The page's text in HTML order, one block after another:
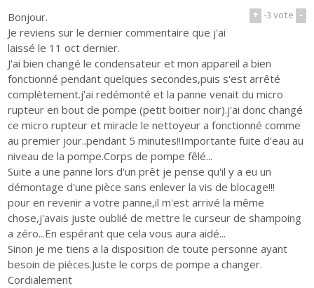
+ -3vote -
Bonjour.
Je reviens sur le dernier commentaire que j'ai
laissé le 11 oct dernier.
J'ai bien changé le condensateur et mon appareil a bien
fonctionné pendant quelques secondes,puis s'est arrêté
complètement.j'ai redémonté et la panne venait du micro
rupteur en bout de pompe (petit boitier noir).j'ai donc changé
ce micro rupteur et miracle le nettoyeur a fonctionné comme
au premier jour..pendant 5 minutes!!Importante fuite d'eau au
niveau de la pompe.Corps de pompe fêlé...
Suite a une panne lors d'un prêt je pense qu'il y a eu un
démontage d'une pièce sans enlever la vis de blocage!!!
pour en revenir a votre panne,il m'est arrivé la même
chose,j'avais juste oublié de mettre le curseur de shampoing
a zéro...En espérant que cela vous aura aidé...
Sinon je me tiens a la disposition de toute personne ayant
besoin de pièces.Juste le corps de pompe a changer.
Cordialement